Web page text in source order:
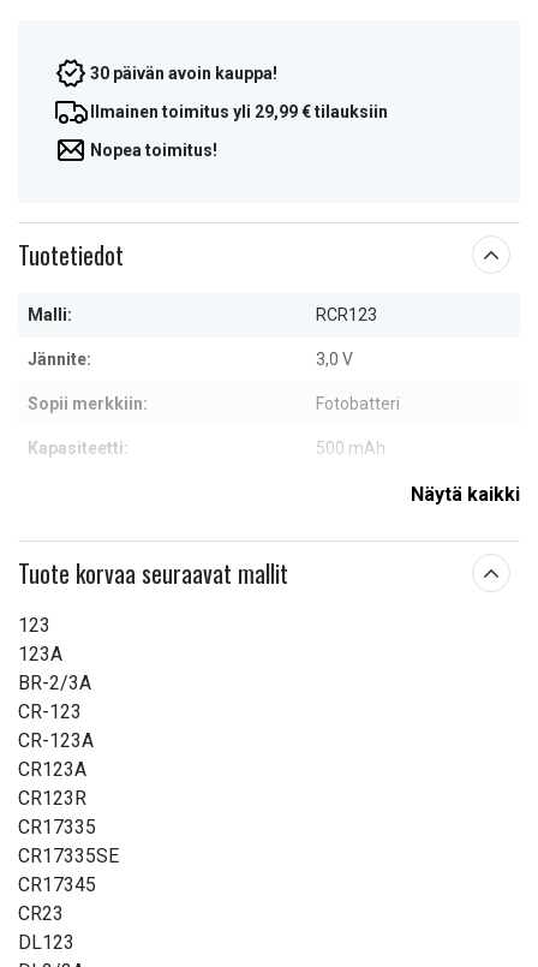
30 päivän avoin kauppa!
Ilmainen toimitus yli 29,99 € tilauksiin
Nopea toimitus!
Tuotetiedot
Malli: RCR123
Jännite: 3,0 V
Sopii merkkiin: Fotobatteri
Kapasiteetti: 500 mAh
Leveys: 16,45
Näytä kaikki
Tuote korvaa seuraavat mallit
123
123A
BR-2/3A
CR-123
CR-123A
CR123A
CR123R
CR17335
CR17335SE
CR17345
CR23
DL123